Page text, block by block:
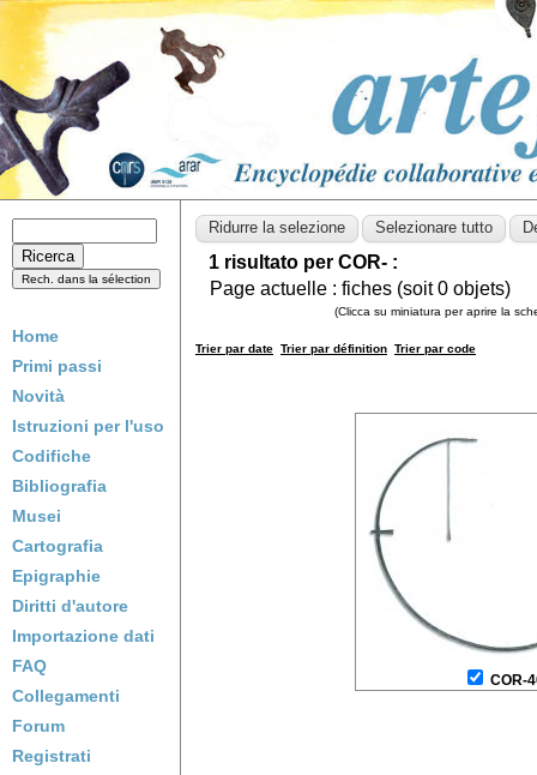
Home
Primi passi
Novità
Istruzioni per l'uso
Codifiche
Bibliografia
Musei
Cartografia
Epigraphie
Diritti d'autore
Importazione dati
FAQ
Collegamenti
Forum
Registrati
1 risultato per COR- :
Page actuelle : fiches (soit0 objets)
(Clicca su miniatura per aprire la
Trier par date Trier par définition Trier par code
COR-